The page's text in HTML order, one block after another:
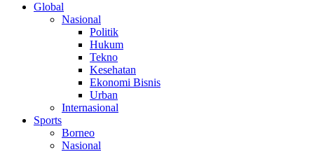
Global
Nasional
Politik
Hukum
Tekno
Kesehatan
Ekonomi Bisnis
Urban
Internasional
Sports
Borneo
Nasional